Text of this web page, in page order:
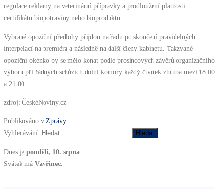
regulace reklamy na veterinární přípravky a prodloužení platnosti
certifikátu biopotraviny nebo bioproduktu.
Vybrané opoziční předlohy přijdou na řadu po skončení pravidelných
interpelací na premiéra a následně na další členy kabinetu. Takzvané
opoziční okénko by se mělo konat podle prosincových závěrů organizačního
výboru při řádných schůzích dolní komory každý čtvrtek zhruba mezi 18:00
a 21:00.
zdroj: ČeskéNoviny.cz
Publikováno v Zprávy
Vyhledávání
Dnes je pondělí, 10. srpna
Svátek má Vavřinec.